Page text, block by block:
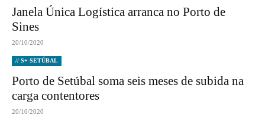
Janela Única Logística arranca no Porto de
Sines
20/10/2020
// S+ SETÚBAL
Porto de Setúbal soma seis meses de subida na
carga contentores
20/10/2020